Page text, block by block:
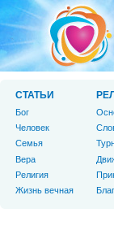
СТАТЬИ
Бог
Человек
Cемья
Вера
Религия
Жизнь вечная